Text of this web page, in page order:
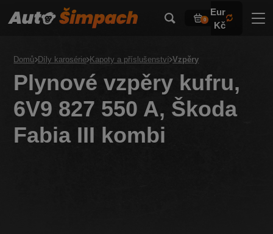
0
Eur
Kč
Domů Díly karosérie Kapoty a příslušenství Vzpěry
Plynové vzpěry kufru,
6V9 827 550 A, Škoda
Fabia III kombi